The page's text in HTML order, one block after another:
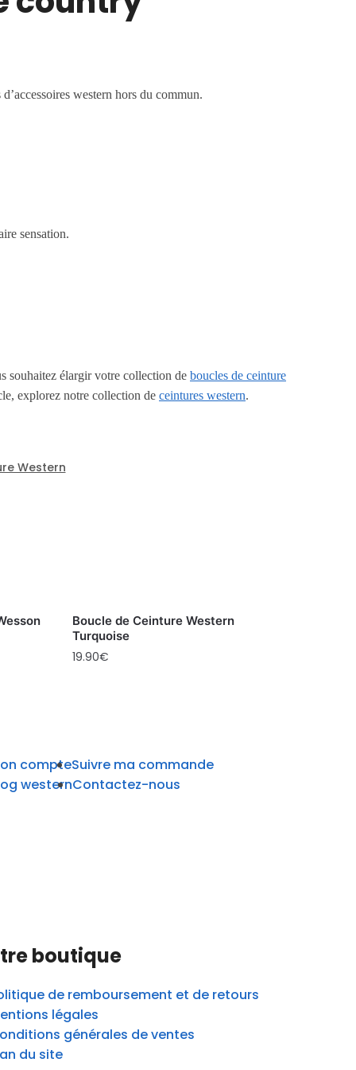
western hors du commun.
sensation.
souhaitez élargir votre collection deboucles de ceinture
explorez notre collection deceintures western.
Western
Boucle de Ceinture Western
Turquoise
19.90€
compteSuivre ma commande
westernContactez-nous
boutique
de remboursement et de retours
légales
générales de ventes
du site